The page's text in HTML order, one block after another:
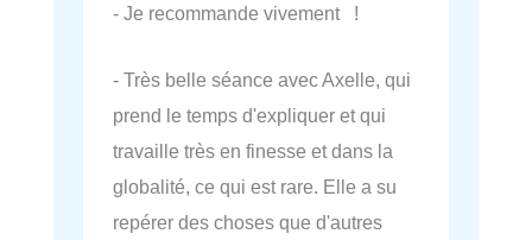
- Je recommande vivement !
- Très belle séance avec Axelle, qui
prend le temps d'expliquer et qui
travaille très en finesse et dans la
globalité, ce qui est rare. Elle a su
repérer des choses que d'autres